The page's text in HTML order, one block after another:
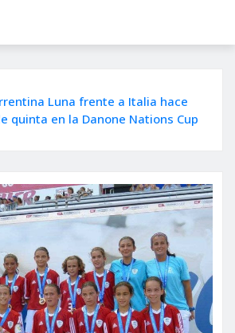
Luna frente a Italia hace
quinta en la Danone Nations Cup